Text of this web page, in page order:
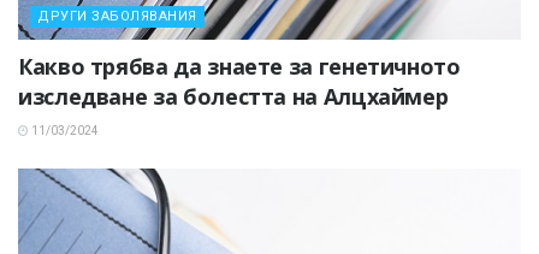
ДРУГИ ЗАБОЛЯВАНИЯ
Какво трябва да знаете за генетичното
изследване за болестта на Алцхаймер
11/03/2024